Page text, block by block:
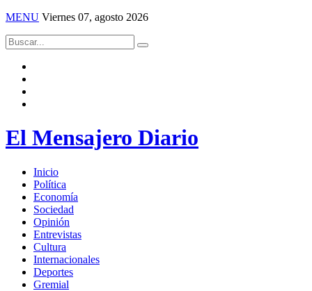
MENU Viernes 07, agosto 2026
El Mensajero Diario
Inicio
Política
Economía
Sociedad
Opinión
Entrevistas
Cultura
Internacionales
Deportes
Gremial